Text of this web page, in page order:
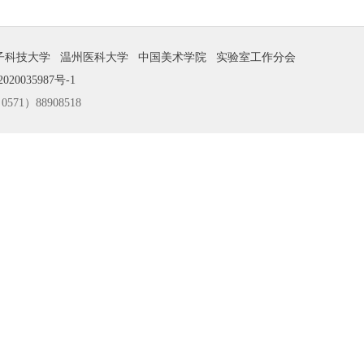
科技大学 温州医科大学 中国美术学院
实验室工作分会
号-1
）88908518